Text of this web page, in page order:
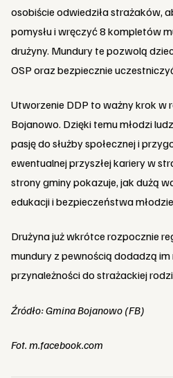
osobiście odwiedziła strażaków,
pomysłu i wręczyć 8 kompletów
drużyny. Mundury te pozwolą
OSP oraz bezpiecznie
Utworzenie DDP to ważny krok w
Bojanowo. Dzięki temu młodzi
pasję do służby społecznej i
ewentualnej przyszłej kariery w
strony gminy pokazuje, jak dużą
edukacji i bezpieczeństwa
Drużyna już wkrótce rozpocznie
mundury z pewnością dodadzą
przynależności do strażackiej
Źródło:Gmina Bojanowo (FB)
Fot. m.facebook.com